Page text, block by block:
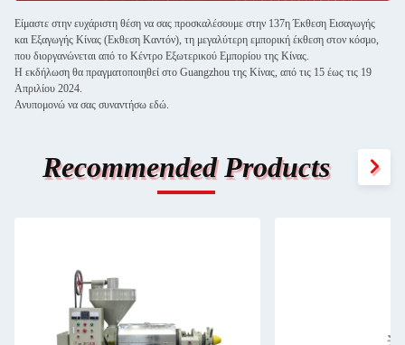
Είμαστε στην ευχάριστη θέση να σας προσκαλέσουμε στην 137η Έκθεση Εισαγωγής
και Εξαγωγής Κίνας (Εκθεση Καντόν), τη μεγαλύτερη εμπορική έκθεση στον κόσμο,
που διοργανώνεται από το Κέντρο Εξωτερικού Εμπορίου της Κίνας.
Η εκδήλωση θα πραγματοποιηθεί στο Guangzhou της Κίνας, από τις 15 έως τις 19
Απριλίου 2024.
Ανυπομονώ να σας συναντήσω εδώ.
Recommended Products